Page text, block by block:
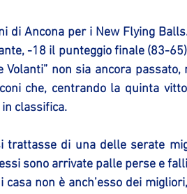
di Ancona per i New Flying
-18 il punteggio finale (83-
Volanti” non sia ancora
che, centrando la quinta
classifica.
trattasse di una delle serate
sono arrivate palle perse e
casa non è anch’esso dei